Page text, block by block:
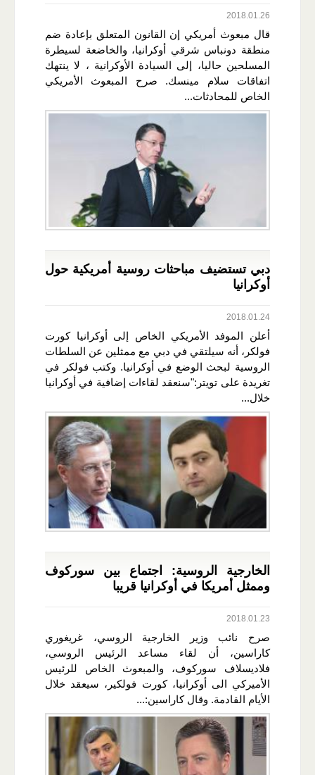
2018.01.26
قال مبعوث أمريكي إن القانون المتعلق بإعادة ضم
منطقة دونباس شرقي أوكرانيا، والخاضعة لسيطرة
المسلحين حاليا، إلى السيادة الأوكرانية ، لا ينتهك
اتفاقات سلام مينسك. صرح المبعوث الأمريكي
الخاص للمحادثات...
دبي تستضيف مباحثات روسية أمريكية حول
أوكرانيا
2018.01.24
أعلن الموفد الأمريكي الخاص إلى أوكرانيا كورت
فولكر، أنه سيلتقي في دبي مع ممثلين عن السلطات
الروسية لبحث الوضع في أوكرانيا. وكتب فولكر في
تغريدة على تويتر:"سنعقد لقاءات إضافية في أوكرانيا
خلال...
الخارجية الروسية: اجتماع بين سوركوف
وممثل أمريكا في أوكرانيا قريبا
2018.01.23
صرح نائب وزير الخارجية الروسي، غريغوري
كاراسين، أن لقاء مساعد الرئيس الروسي،
فلاديسلاف سوركوف، والمبعوث الخاص للرئيس
الأميركي الى أوكرانيا، كورت فولكير، سيعقد خلال
الأيام القادمة. وقال كاراسين:...